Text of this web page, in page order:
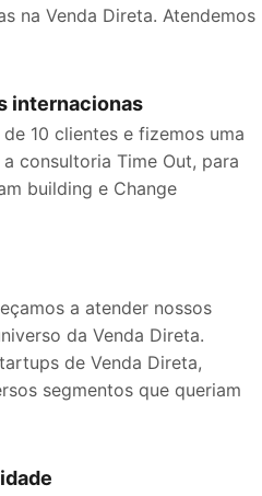
na Venda Direta. Atendemos
internacionas
10 clientes e fizemos uma
consultoria Time Out, para
building e Change
a atender nossos
da Venda Direta.
de Venda Direta,
segmentos que queriam